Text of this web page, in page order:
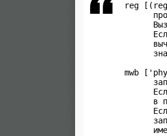
reg
mwb
в